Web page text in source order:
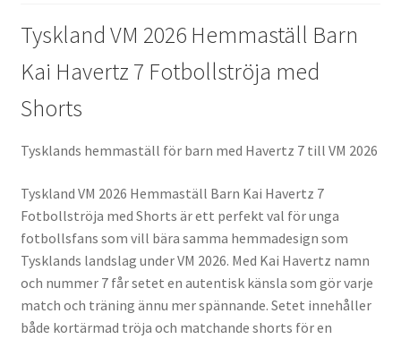
Tyskland VM 2026 Hemmaställ Barn
Kai Havertz 7 Fotbollströja med
Shorts
Tysklands hemmaställ för barn med Havertz 7 till VM 2026
Tyskland VM 2026 Hemmaställ Barn Kai Havertz 7
Fotbollströja med Shorts är ett perfekt val för unga
fotbollsfans som vill bära samma hemmadesign som
Tysklands landslag under VM 2026. Med Kai Havertz namn
och nummer 7 får setet en autentisk känsla som gör varje
match och träning ännu mer spännande. Setet innehåller
både kortärmad tröja och matchande shorts för en